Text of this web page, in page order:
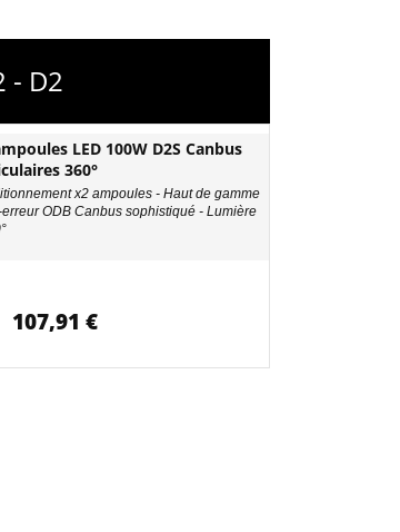
- D2
LED 100W D2S Canbus
360°
x2 ampoules - Haut de gamme
ODB Canbus sophistiqué - Lumière
107,91 €